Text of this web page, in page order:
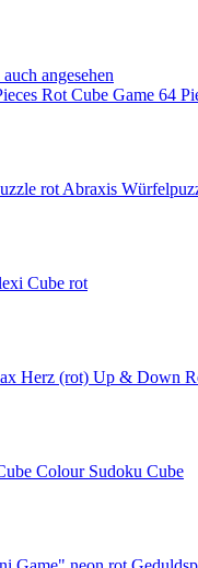
angesehen
Cube Game 64
Abraxis
Cube rot
Up & Down
Colour Sudoku Cube